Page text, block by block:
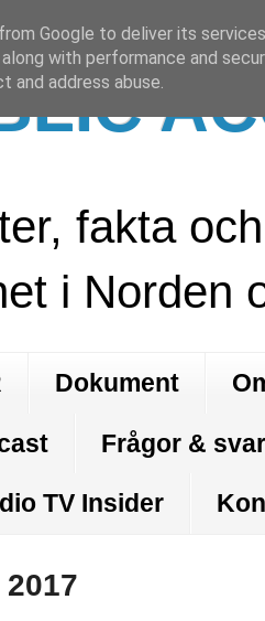
fakta
i Norden
Dokument
Frågor &
TV Insider
Google to deliver its
with performance and
address abuse.